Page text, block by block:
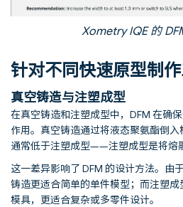
Xometry IQE 的
针对不同快速原型制
真空铸造与注塑成型
在真空铸造和注塑成型中，DFM 在确
作用。真空铸造通过将液态聚氨酯倒
通常低于注塑成型——注塑成型是将熔
这一差异影响了 DFM 的设计方法。由
铸造更适合简单的单件模型；而注塑
模具，更适合复杂或多零件设计。